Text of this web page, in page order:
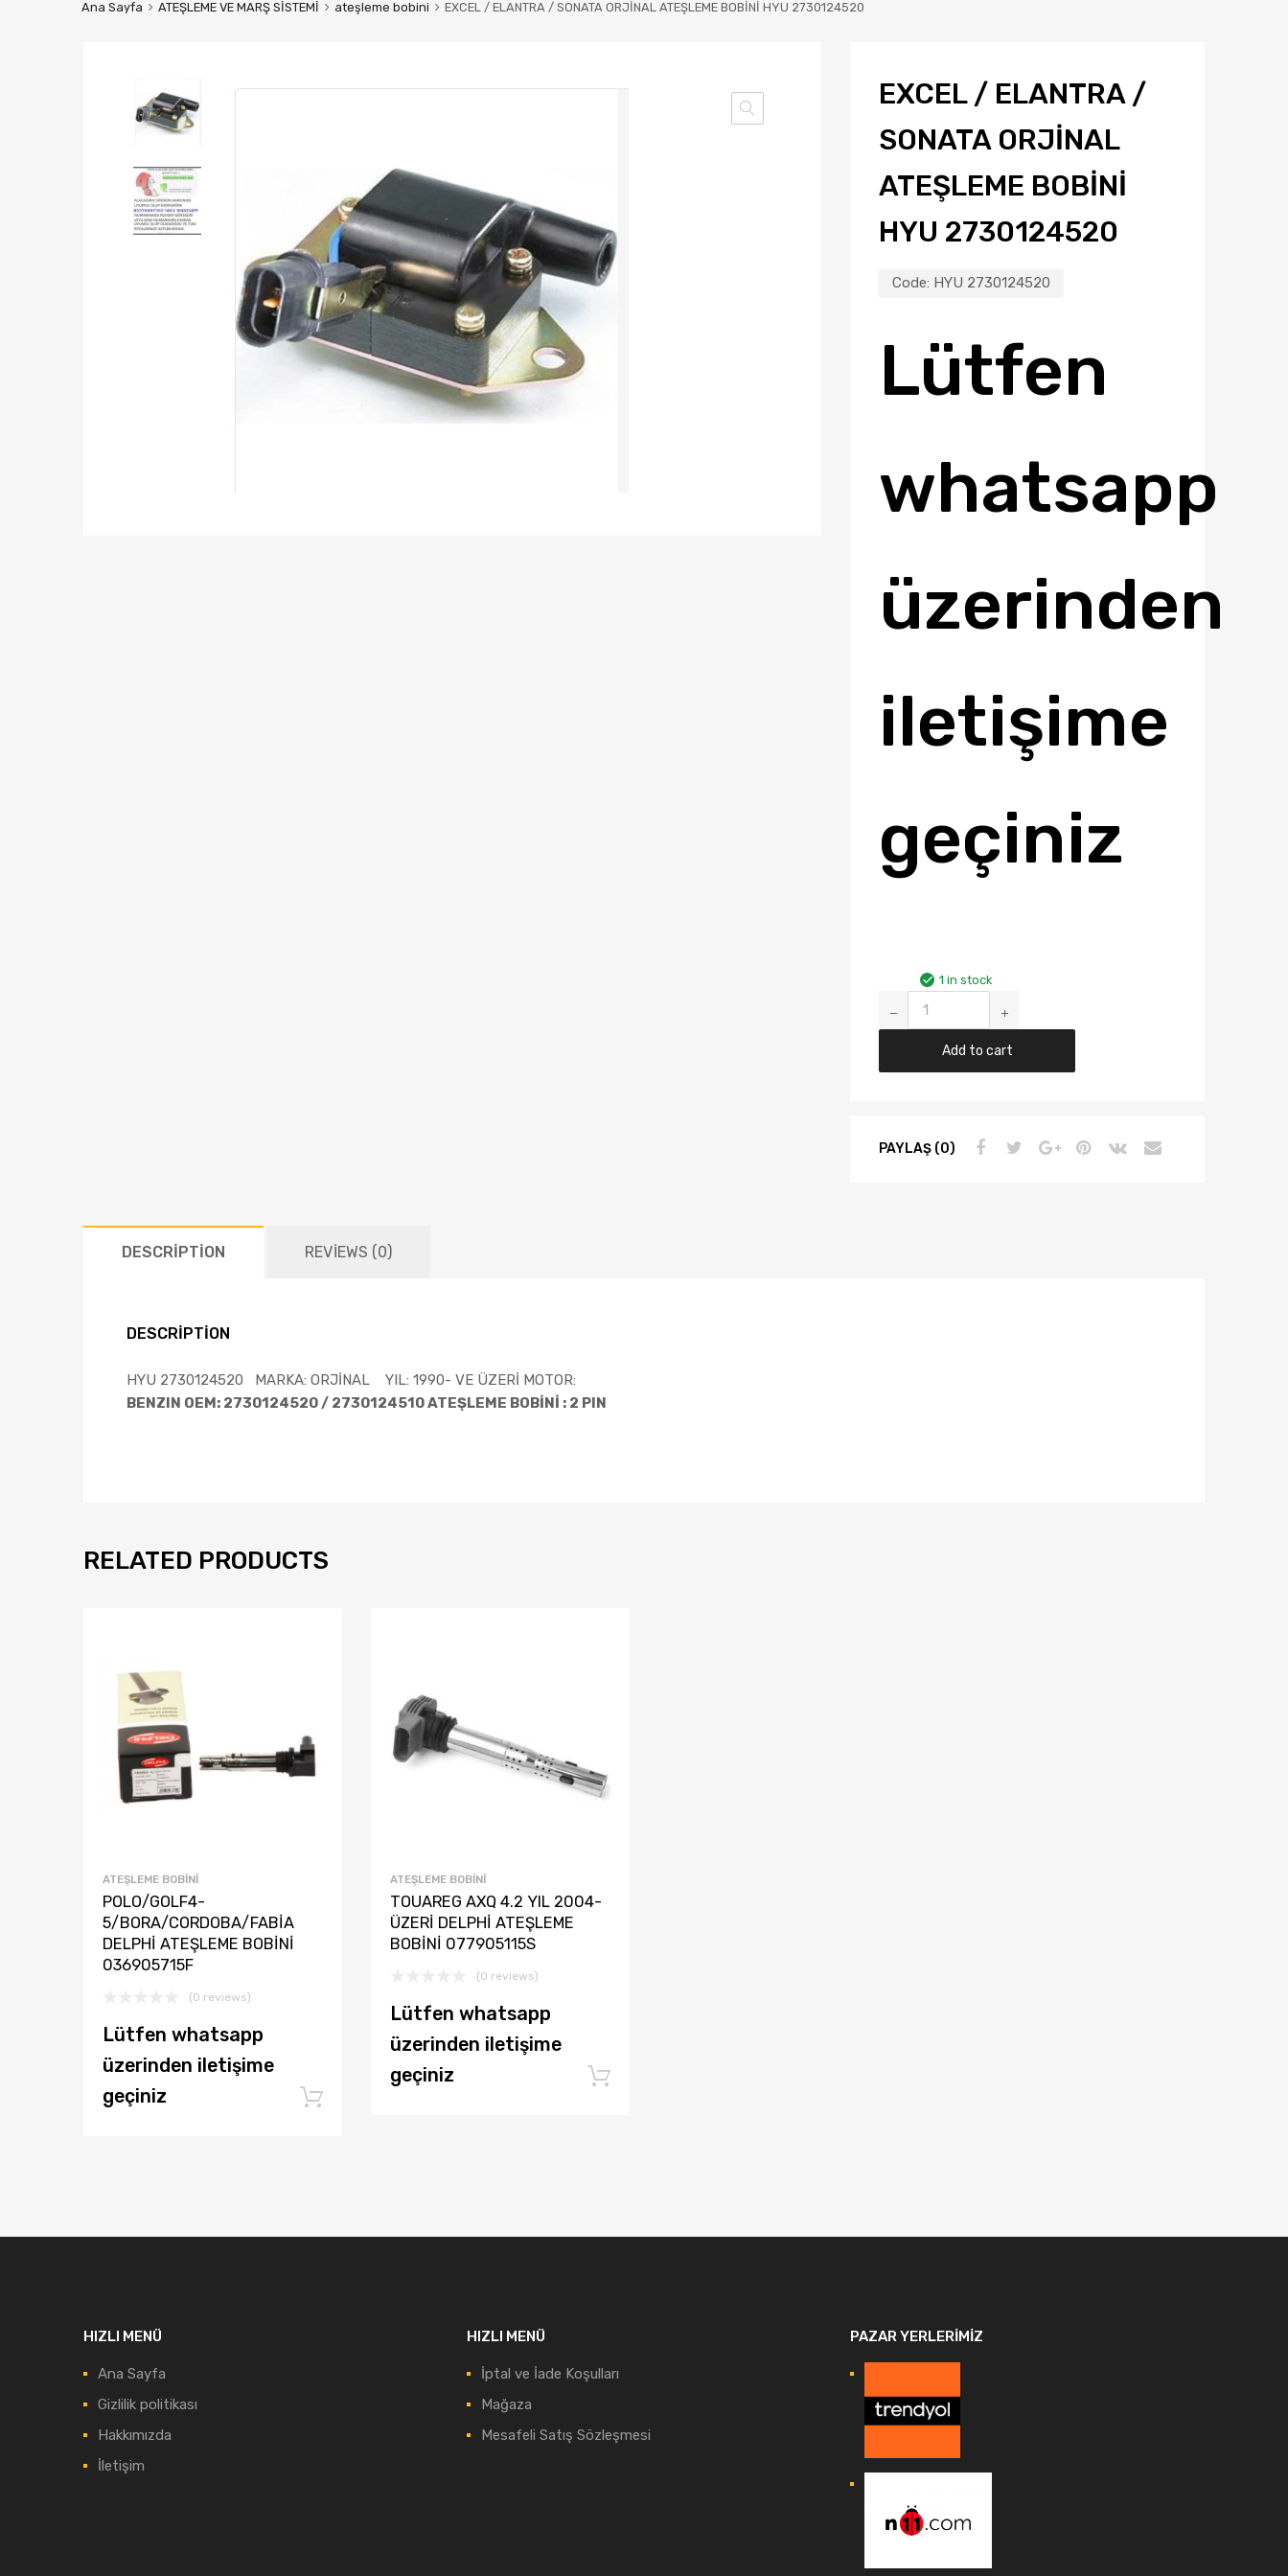
Ana Sayfa ATEŞLEME VE MARŞ SİSTEMİ ateşleme bobini EXCEL / ELANTRA / SONATA ORJİNAL ATEŞLEME BOBİNİ HYU 2730124520
EXCEL / ELANTRA /
SONATA ORJİNAL
ATEŞLEME BOBİNİ
HYU 2730124520
Code: HYU 2730124520
Lütfen
whatsapp
üzerinden
iletişime
geçiniz
1 in stock
EXCEL
/
ELANTRA
/
ATEŞLEME
Add to cart
PAYLAŞ (0)
DESCRIPTION REVIEWS (0)
DESCRIPTION
HYU 2730124520 MARKA: ORJİNAL YIL: 1990- VE ÜZERİ MOTOR:
BENZIN OEM: 2730124520 / 2730124510 ATEŞLEME BOBİNİ : 2 PIN
RELATED PRODUCTS
ATEŞLEME BOBINI
POLO/GOLF4-
5/BORA/CORDOBA/FABİA
DELPHİ ATEŞLEME BOBİNİ
036905715F
(0 reviews)
Lütfen whatsapp
üzerinden iletişime
geçiniz
ATEŞLEME BOBINI
TOUAREG AXQ 4.2 YIL 2004-
ÜZERİ DELPHİ ATEŞLEME
BOBİNİ 077905115S
(0 reviews)
Lütfen whatsapp
üzerinden iletişime
geçiniz
HIZLI MENÜ
Ana Sayfa
Gizlilik politikası
Hakkımızda
İletişim
HIZLI MENÜ
İptal ve İade Koşulları
Mağaza
Mesafeli Satış Sözleşmesi
PAZAR YERLERIMIZ